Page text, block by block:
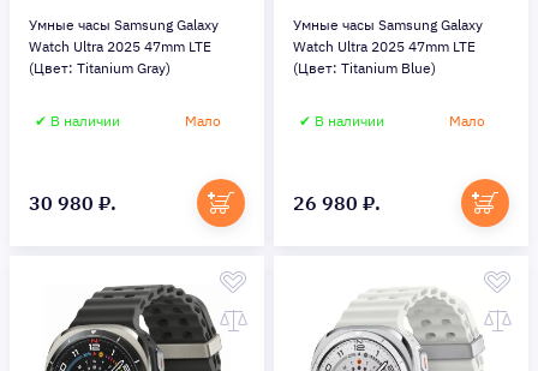
Умные часы Samsung Galaxy
Watch Ultra 2025 47mm LTE
(Цвет: Titanium Gray)
✔ В наличии Мало
30 980 ₽.
Умные часы Samsung Galaxy
Watch Ultra 2025 47mm LTE
(Цвет: Titanium Blue)
✔ В наличии Мало
26 980 ₽.